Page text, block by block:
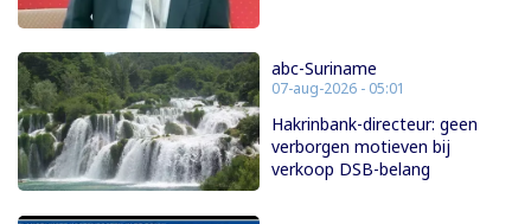
abc-Suriname
07-aug-2026 - 05:01
Hakrinbank-directeur: geen
verborgen motieven bij
verkoop DSB-belang